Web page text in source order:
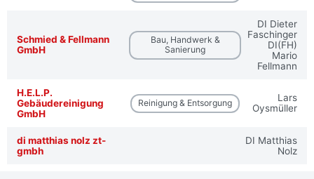
Schmied & Fellmann
GmbH
Bau, Handwerk &
Sanierung
DI Dieter
Faschinger
DI(FH)
Mario
Fellmann
H.E.L.P.
Gebäudereinigung
GmbH
Reinigung & Entsorgung
Lars
Oysmüller
di matthias nolz zt-
gmbh
DI Matthias
Nolz